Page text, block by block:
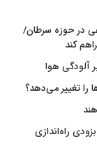
در حوزه سرطان/
کند
آلودگی هوا
را تغییر می‌دهد؟
راه‌اندازی